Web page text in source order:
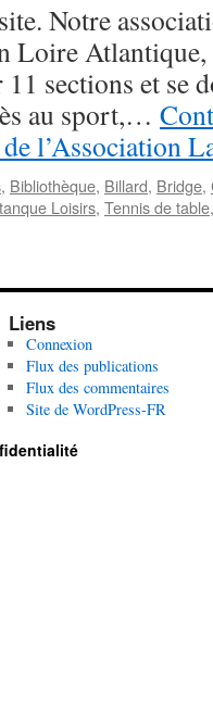
Notre
Loire Atlantique,
sections et se
au sport,…
l’Association
, Bibliothèque, Billard, Bridge,
Loisirs, Tennis de table
Liens
Connexion
Flux des publications
Flux des commentaires
Site de WordPress-FR